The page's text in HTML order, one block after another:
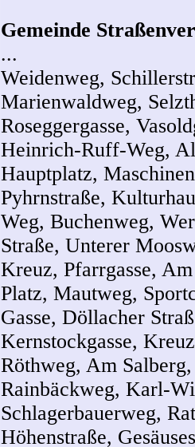
Gemeinde
...
Weidenweg,
Marienwaldweg,
Roseggergasse,
Heinrich-Ruff-Weg,
Hauptplatz,
Pyhrnstraße,
Weg, Buchenweg,
Straße, Unterer
Kreuz, Pfarrgasse,
Platz, Mautweg,
Gasse, Döllacher
Kernstockgasse,
Röthweg, Am
Rainbäckweg, Karl-
Schlagerbauerweg,
Höhenstraße,